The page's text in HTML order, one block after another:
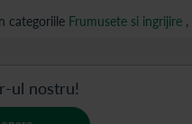
categoriile Frumusete si ingrijire ,
ul nostru!